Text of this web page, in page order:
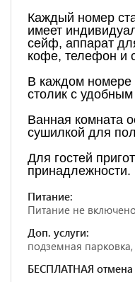
Каждый номер
имеет
сейф, аппарат
кофе, телефон и
В каждом номере
столик с
Ванная комната
сушилкой для
Для гостей
принадлежности.
Питание:
Питание не включено
Доп. услуги:
подземная
БЕСПЛАТНАЯ